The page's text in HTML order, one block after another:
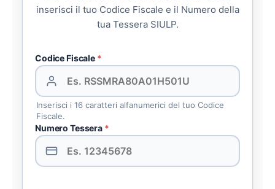
inserisci il tuo Codice Fiscale e il Numero della
tua Tessera SIULP.
Codice Fiscale *
Inserisci i 16 caratteri alfanumerici del tuo Codice
Fiscale.
Numero Tessera *